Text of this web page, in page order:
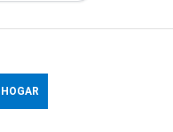
HOGAR